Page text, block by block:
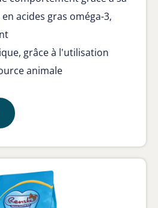
acides gras oméga-3,
grâce à l'utilisation
animale